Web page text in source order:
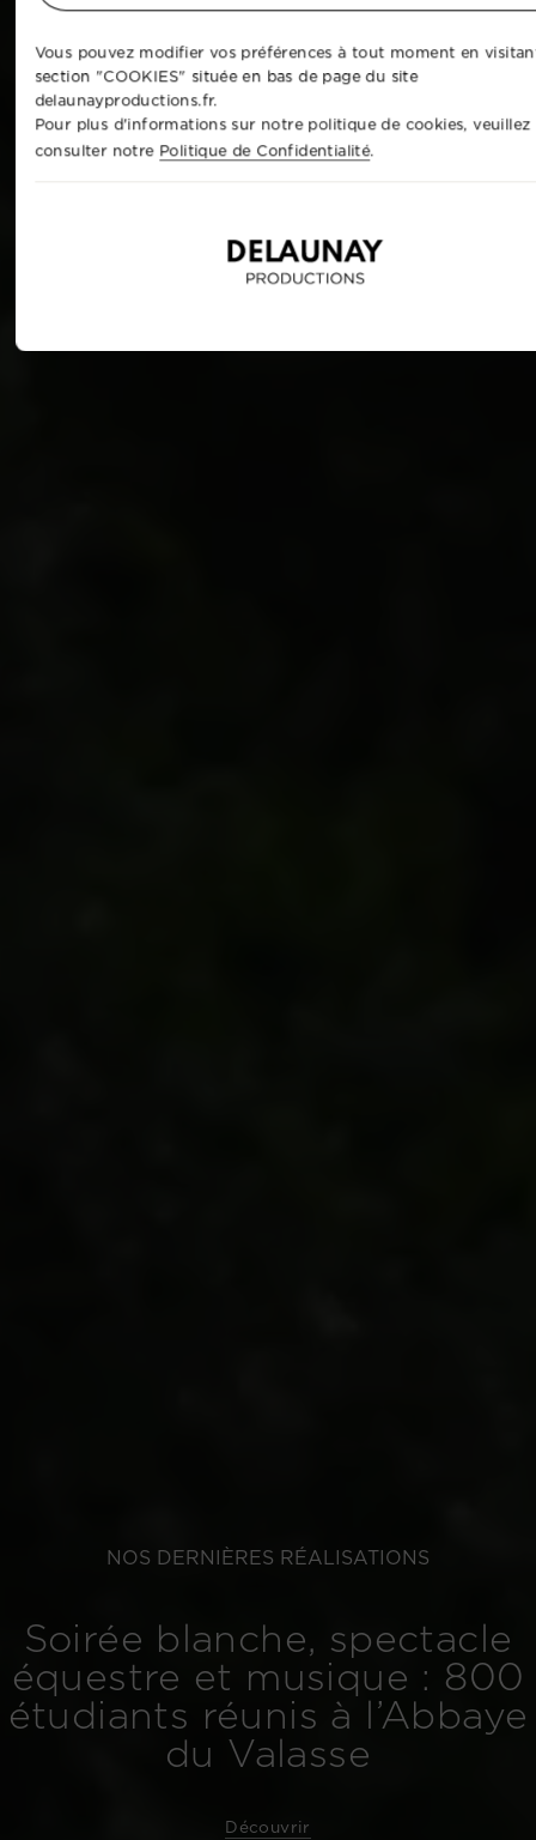
NOS DERNIÈRES RÉALISATIONS
Soirée blanche, spectacle
équestre et musique : 800
étudiants réunis à l’Abbaye
du Valasse
Découvrir
Vous pouvez modifier vos préférences à tout moment en
section "COOKIES" située en bas de page du site
delaunayproductions.fr.
Pour plus d'informations sur notre politique de cookies, veuillez
consulter notre Politique de Confidentialité.